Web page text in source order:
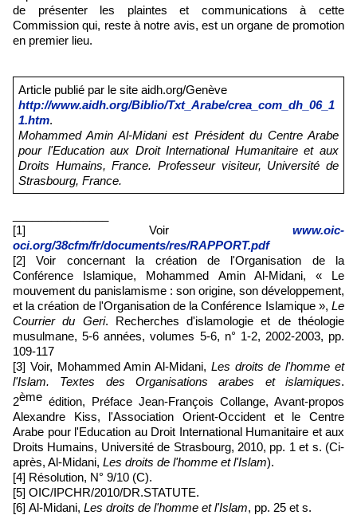
de présenter les plaintes et communications à cette
Commission qui, reste à notre avis, est un organe de promotion
en premier lieu.
Article publié par le site aidh.org/Genève
http://www.aidh.org/Biblio/Txt_Arabe/crea_com_dh_06_1
1.htm.
Mohammed Amin Al-Midani est Président du Centre Arabe
pour l'Education aux Droit International Humanitaire et aux
Droits Humains, France. Professeur visiteur, Université de
Strasbourg, France.
[1] Voir www.oic-
oci.org/38cfm/fr/documents/res/RAPPORT.pdf
[2] Voir concernant la création de l'Organisation de la
Conférence Islamique, Mohammed Amin Al-Midani, « Le
mouvement du panislamisme : son origine, son développement,
et la création de l'Organisation de la Conférence Islamique », Le
Courrier du Geri. Recherches d'islamologie et de théologie
musulmane, 5-6 années, volumes 5-6, n° 1-2, 2002-2003, pp.
109-117
[3] Voir, Mohammed Amin Al-Midani, Les droits de l'homme et
l'Islam. Textes des Organisations arabes et islamiques.
2ème édition, Préface Jean-François Collange, Avant-propos
Alexandre Kiss, l'Association Orient-Occident et le Centre
Arabe pour l'Education au Droit International Humanitaire et aux
Droits Humains, Université de Strasbourg, 2010, pp. 1 et s. (Ci-
après, Al-Midani, Les droits de l'homme et l'Islam).
[4] Résolution, N° 9/10 (C).
[5] OIC/IPCHR/2010/DR.STATUTE.
[6] Al-Midani, Les droits de l'homme et l'Islam, pp. 25 et s.